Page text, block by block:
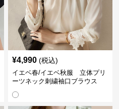
¥4,990 (税込)
イエベ春/イエベ秋服 立体プリ
ーツネック刺繍袖口ブラウス